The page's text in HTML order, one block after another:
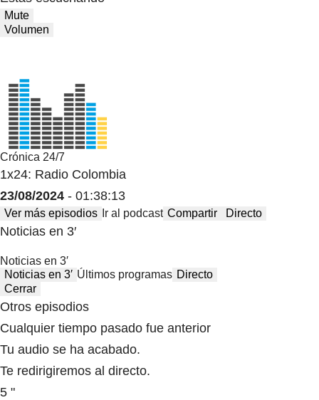
Mute
Volumen
Crónica 24/7
1x24: Radio Colombia
23/08/2024 - 01:38:13
Ver más episodios Ir al podcast Compartir Directo
Noticias en 3′
Noticias en 3′
Noticias en 3′ Últimos programas Directo
Cerrar
Otros episodios
Cualquier tiempo pasado fue anterior
Tu audio se ha acabado.
Te redirigiremos al directo.
5 "